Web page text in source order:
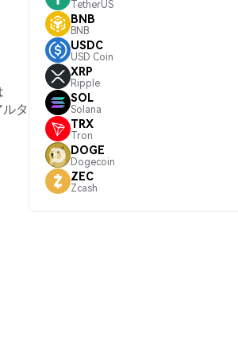
タ
TetherUS
BNB
BNB
USDC
USD Coin
XRP
Ripple
SOL
Solana
TRX
Tron
DOGE
Dogecoin
ZEC
Zcash